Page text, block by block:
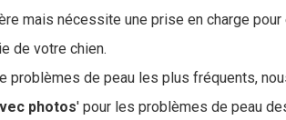
mais nécessite une prise en charge pour
de votre chien.
problèmes de peau les plus fréquents,
photos' pour les problèmes de peau